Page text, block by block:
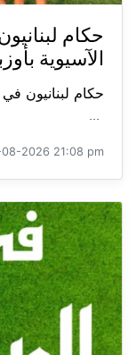
حكام
الآسيوية
حكام لبنانيون
...
2026 21:08 pm